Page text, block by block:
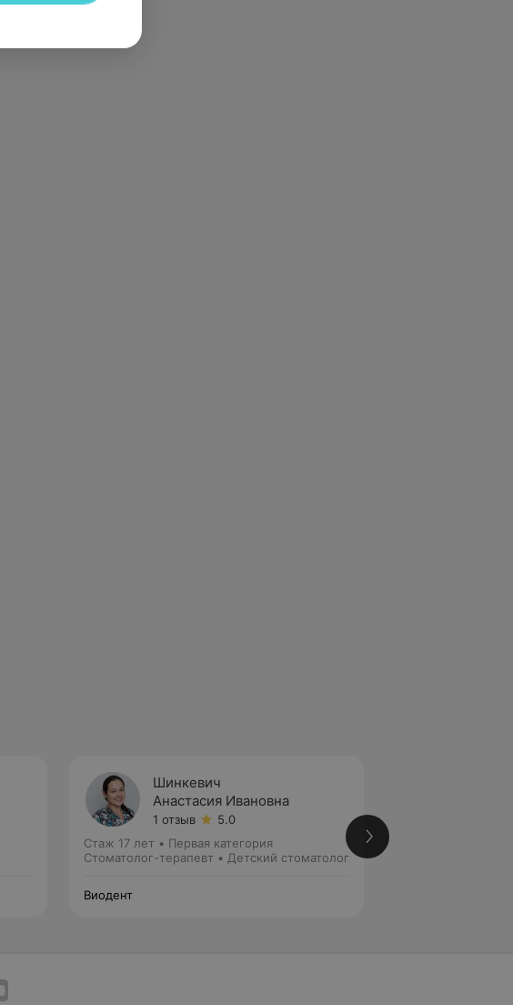
Шинкевич
Анастасия Ивановна
1 отзыв
5.0
Стаж 17 лет • Первая категория
Стоматолог-терапевт • Детский стоматолог
Виодент